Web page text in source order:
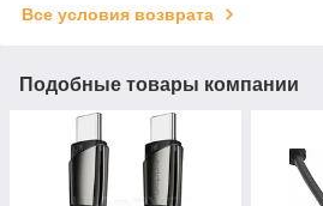
Все условия возврата
Подобные товары компании